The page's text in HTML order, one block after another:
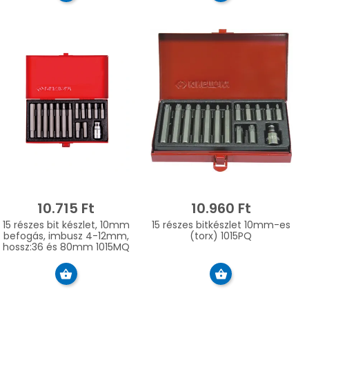
10.715 Ft
15 részes bit készlet, 10mm
befogás, imbusz 4-12mm,
hossz:36 és 80mm 1015MQ
10.960 Ft
15 részes bitkészlet 10mm-es
(torx) 1015PQ